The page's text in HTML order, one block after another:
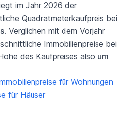
im Jahr 2026 der
Quadratmeterkaufpreis bei
. Verglichen mit dem Vorjahr
Immobilienpreise bei
des Kaufpreises also um
für Wohnungen
für Häuser